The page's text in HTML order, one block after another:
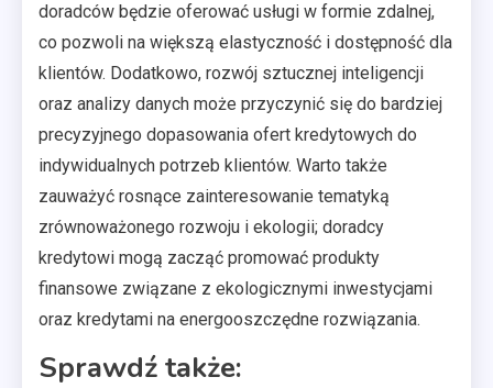
doradców będzie oferować usługi w formie zdalnej,
co pozwoli na większą elastyczność i dostępność dla
klientów. Dodatkowo, rozwój sztucznej inteligencji
oraz analizy danych może przyczynić się do bardziej
precyzyjnego dopasowania ofert kredytowych do
indywidualnych potrzeb klientów. Warto także
zauważyć rosnące zainteresowanie tematyką
zrównoważonego rozwoju i ekologii; doradcy
kredytowi mogą zacząć promować produkty
finansowe związane z ekologicznymi inwestycjami
oraz kredytami na energooszczędne rozwiązania.
Sprawdź także: